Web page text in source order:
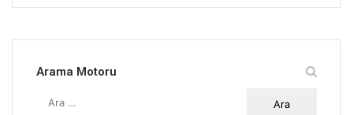
Arama Motoru